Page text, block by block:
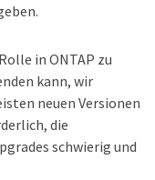
in ONTAP zu
kann, wir
neuen Versionen
die
schwierig und